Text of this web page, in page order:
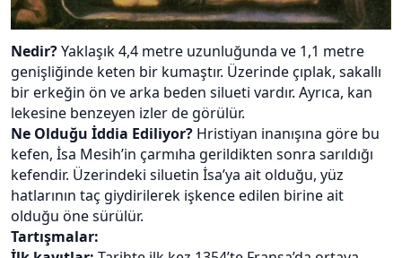
Nedir?Yaklaşık 4,4 metre uzunluğunda ve 1,1 metre
genişliğinde keten bir kumaştır. Üzerinde çıplak, sakallı
bir erkeğin ön ve arka beden silueti vardır. Ayrıca, kan
lekesine benzeyen izler de görülür.
Ne Olduğu İddia Ediliyor? Hristiyan inanışına göre bu
kefen, İsa Mesih’in çarmıha gerildikten sonra sarıldığı
kefendir. Üzerindeki siluetin İsa’ya ait olduğu, yüz
hatlarının taç giydirilerek işkence edilen birine ait
olduğu öne sürülür.
Tartışmalar: